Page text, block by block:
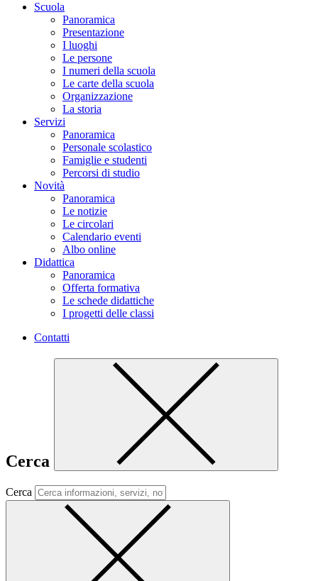
Scuola
Panoramica
Presentazione
I luoghi
Le persone
I numeri della scuola
Le carte della scuola
Organizzazione
La storia
Servizi
Panoramica
Personale scolastico
Famiglie e studenti
Percorsi di studio
Novità
Panoramica
Le notizie
Le circolari
Calendario eventi
Albo online
Didattica
Panoramica
Offerta formativa
Le schede didattiche
I progetti delle classi
Contatti
Cerca
Cerca